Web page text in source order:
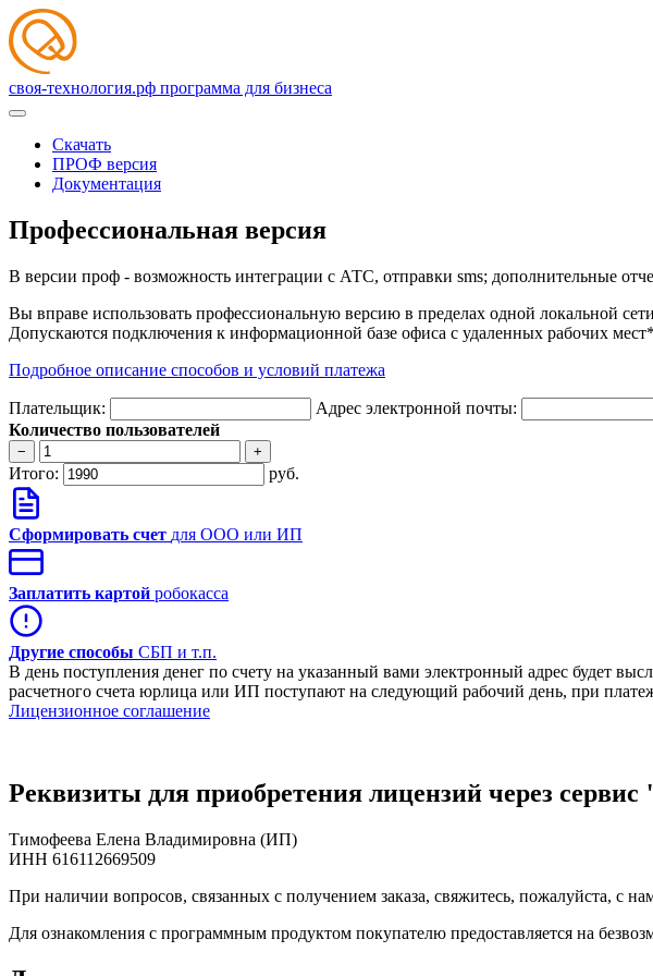
своя-технология.рф программа для бизнеса
Скачать
ПРОФ версия
Документация
Профессиональная версия
В версии проф - возможность интеграции с АТС, отправки sms; дополнительные
Вы вправе использовать профессиональную версию в пределах одной локальной
Допускаются подключения к информационной базе офиса с удаленных рабочих
Подробное описание способов и условий платежа
Плательщик:
Адрес электронной почты:
Количество пользователей
− +
Итого: руб.
Сформировать счет для ООО или ИП
Заплатить картой робокасса
Другие способы СБП и т.п.
В день поступления денег по счету на указанный вами электронный адрес будет
расчетного счета юрлица или ИП поступают на следующий рабочий день, при
Лицензионное соглашение
Реквизиты для приобретения лицензий через
Тимофеева Елена Владимировна (ИП)
ИНН 616112669509
При наличии вопросов, связанных с получением заказа, свяжитесь, пожалуйста, с
Для ознакомления с программным продуктом покупателю предоставляется на